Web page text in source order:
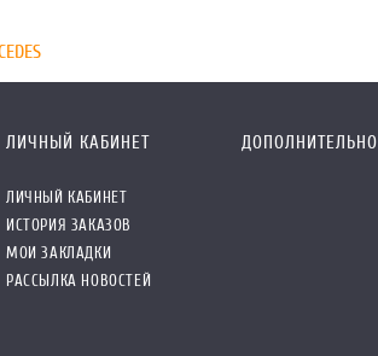
ЛИЧНЫЙ КАБИНЕТ
ЛИЧНЫЙ КАБИНЕТ
ИСТОРИЯ ЗАКАЗОВ
МОИ ЗАКЛАДКИ
РАССЫЛКА НОВОСТЕЙ
ДОПОЛНИТЕЛЬНО